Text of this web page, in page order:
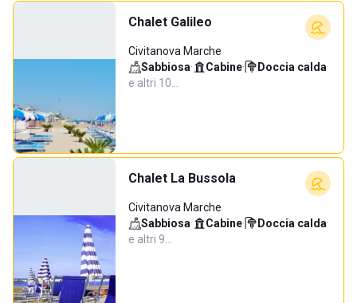
Chalet Galileo
Civitanova Marche
Sabbiosa· Cabine· Doccia calda·
e altri 10…
Chalet La Bussola
Civitanova Marche
Sabbiosa· Cabine· Doccia calda·
e altri 9…